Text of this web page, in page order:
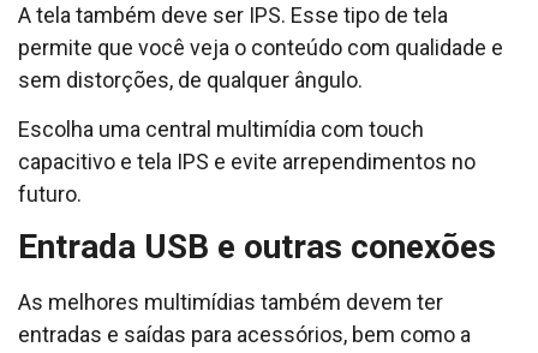
A tela também deve ser IPS. Esse tipo de tela
permite que você veja o conteúdo com qualidade e
sem distorções, de qualquer ângulo.
Escolha uma central multimídia com touch
capacitivo e tela IPS e evite arrependimentos no
futuro.
Entrada USB e outras conexões
As melhores multimídias também devem ter
entradas e saídas para acessórios, bem como a